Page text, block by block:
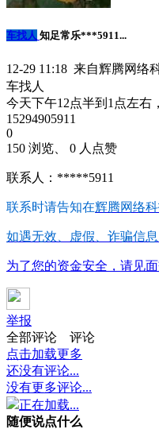
车找人 知足常乐***5911...
12-29 11:18 来自辉腾网络
车找人
今天下午12点半到1点左右
15294905911
0
150 浏览、 0 人点赞
联系人：*****5911
联系时请告知在辉腾网络
如遇无效、虚假、诈骗信
为了您的资金安全，请见
举报
全部评论
评论
点击加载更多
还没有评论...
没有更多评论...
正在加载...
随便说点什么